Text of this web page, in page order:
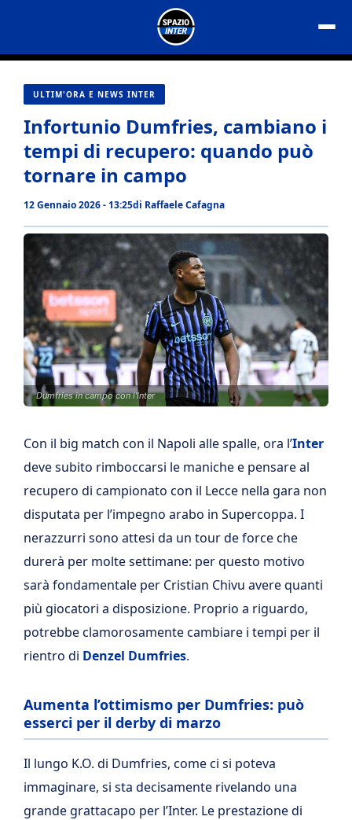
contenuto
ULTIM'ORA E NEWS INTER
Infortunio Dumfries, cambiano i
tempi di recupero: quando può
tornare in campo
12 Gennaio 2026 - 13:25di Raffaele Cafagna
Dumfries in campo con l'Inter
Con il big match con il Napoli alle spalle, ora l’Inter
deve subito rimboccarsi le maniche e pensare al
recupero di campionato con il Lecce nella gara non
disputata per l’impegno arabo in Supercoppa. I
nerazzurri sono attesi da un tour de force che
durerà per molte settimane: per questo motivo
sarà fondamentale per Cristian Chivu avere quanti
più giocatori a disposizione. Proprio a riguardo,
potrebbe clamorosamente cambiare i tempi per il
rientro di Denzel Dumfries.
Aumenta l’ottimismo per Dumfries: può
esserci per il derby di marzo
Il lungo K.O. di Dumfries, come ci si poteva
immaginare, si sta decisamente rivelando una
grande grattacapo per l’Inter. Le prestazione di